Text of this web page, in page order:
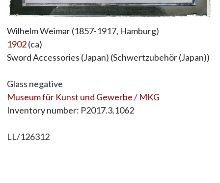
Wilhelm Weimar (1857-1917, Hamburg)
1902(ca)
Sword Accessories (Japan) (Schwertzubehör (Japan))
Glass negative
Museum für Kunst und Gewerbe / MKG
Inventory number: P2017.3.1062
LL/126312